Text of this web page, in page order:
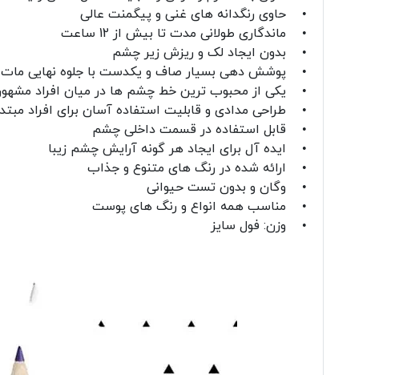
• حاوی رنگدانه های غنی و پیگمنت عالی
• ماندگاری طولانی مدت تا بیش از 12 ساعت
• بدون ایجاد لک و ریزش زیر چشم
• پوشش دهی بسیار صاف و یکدست با جلوه نهایی مات
• یکی از محبوب ترین خط چشم ها در میان افراد
• طراحی مدادی و قابلیت استفاده آسان برای افراد
• قابل استفاده در قسمت داخلی چشم
• ایده آل برای ایجاد هر گونه آرایش چشم زیبا
• ارائه شده در رنگ‌ های متنوع و جذاب
• وگان و بدون تست حیوانی
• مناسب همه انواع و رنگ های پوست
• وزن: فول سایز